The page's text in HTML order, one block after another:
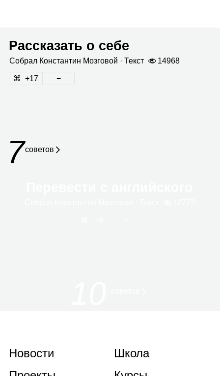
Рассказать о себе
Собрал Кон­стан­тин Моз­го­вой · Текст 14968
17
7сове­тов
Новости
Школа